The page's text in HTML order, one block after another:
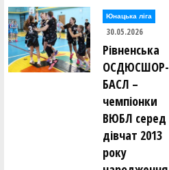
Юнацька ліга
30.05.2026
Рівненська
ОСДЮСШОР-
БАСЛ –
чемпіонки
ВЮБЛ серед
дівчат 2013
року